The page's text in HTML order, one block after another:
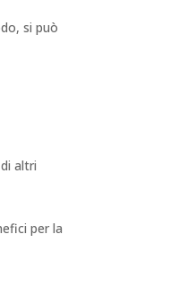
si può
altri
per la